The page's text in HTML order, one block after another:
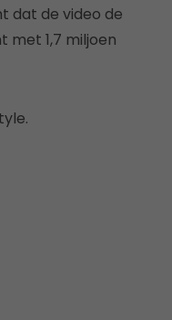
dat de video de
met 1,7 miljoen